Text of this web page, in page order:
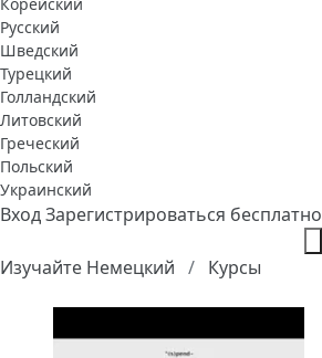
Корейский
Русский
Шведский
Турецкий
Голландский
Литовский
Греческий
Польский
Украинский
ВходЗарегистрироваться бесплатно
Изучайте Немецкий Курсы